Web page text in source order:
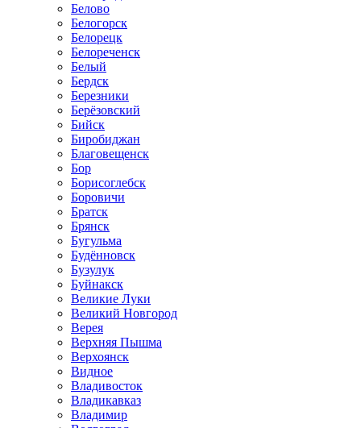
Белово
Белогорск
Белорецк
Белореченск
Белый
Бердск
Березники
Берёзовский
Бийск
Биробиджан
Благовещенск
Бор
Борисоглебск
Боровичи
Братск
Брянск
Бугульма
Будённовск
Бузулук
Буйнакск
Великие Луки
Великий Новгород
Верея
Верхняя Пышма
Верхоянск
Видное
Владивосток
Владикавказ
Владимир